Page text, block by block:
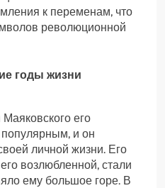
к переменам, что
революционной
годы жизни
его
и он
личной жизни. Его
возлюбленной, стали
ему большое горе. В